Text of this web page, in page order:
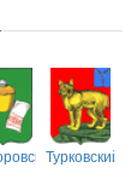
Турковский